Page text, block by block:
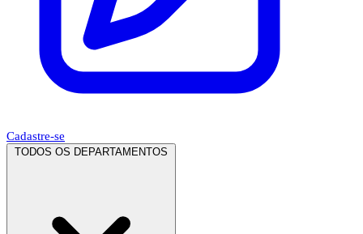
Cadastre-se
TODOS OS DEPARTAMENTOS